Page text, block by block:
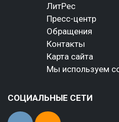
ЛитРес
Пресс-центр
Обращения
Контакты
Карта сайта
Мы используем
СОЦИАЛЬНЫЕ СЕТИ